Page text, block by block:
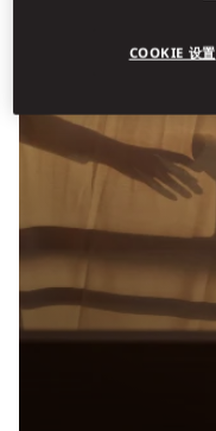
COOKIE 设置